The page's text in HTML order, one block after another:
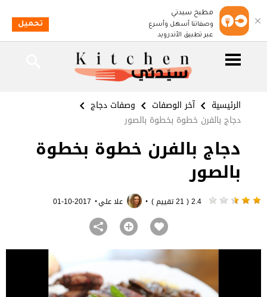
الرئيسية آخر الوصفات
وصفات دجاج
دجاج بالفرن خطوة بخطوة بالصور
دجاج بالفرن خطوة بخطوة
بالصور
· علا علي·
2017-10-01
مطبخ سيدتي
وصفاتنا أسهل وأسرع
عبر تطبيق الأندرويد
تحميل